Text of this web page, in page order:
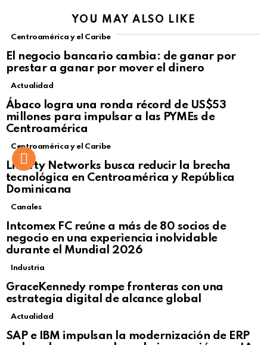
YOU MAY ALSO LIKE
Centroamérica y el Caribe
El negocio bancario cambia: de ganar por
prestar a ganar por mover el dinero
Not Safe For Work
Click to view this post
Actualidad
Ábaco logra una ronda récord de US$53
millones para impulsar a las PYMEs de
Centroamérica
Centroamérica y el Caribe
Liberty Networks busca reducir la brecha
tecnológica en Centroamérica y República
Dominicana
Canales
Intcomex FC reúne a más de 80 socios de
negocio en una experiencia inolvidable
durante el Mundial 2026
Industria
GraceKennedy rompe fronteras con una
estrategia digital de alcance global
Not Safe For Work
Click to view this post
Actualidad
SAP e IBM impulsan la modernización de ERP